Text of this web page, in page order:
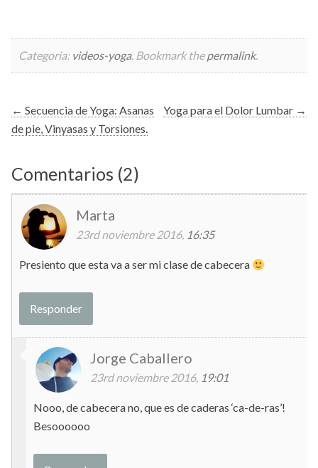
Categoria: videos-yoga. Bookmark thepermalink.
Post
← Secuencia de Yoga: Asanas
de pie, Vinyasas y Torsiones.
Yoga para el Dolor Lumbar →
Comentarios (2)
Marta
23rd noviembre 2016, 16:35
Presiento que esta va a ser mi clase de cabecera
Responder
Jorge Caballero
23rd noviembre 2016, 19:01
Nooo, de cabecera no, que es de caderas ‘ca-de-ras’!
Besoooooo